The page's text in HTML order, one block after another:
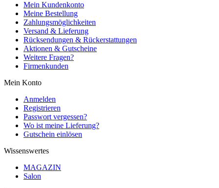
Mein Kundenkonto
Meine Bestellung
Zahlungsmöglichkeiten
Versand & Lieferung
Rücksendungen & Rückerstattungen
Aktionen & Gutscheine
Weitere Fragen?
Firmenkunden
Mein Konto
Anmelden
Registrieren
Passwort vergessen?
Wo ist meine Lieferung?
Gutschein einlösen
Wissenswertes
MAGAZIN
Salon